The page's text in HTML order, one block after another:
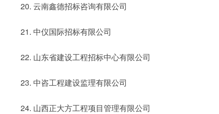
20. 云南鑫德招标咨询有限公司
21. 中仪国际招标有限公司
22. 山东省建设工程招标中心有限公司
23. 中咨工程建设监理有限公司
24. 山西正大方工程项目管理有限公司